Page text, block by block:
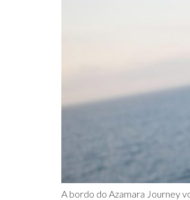
A bordo do Azamara Journey